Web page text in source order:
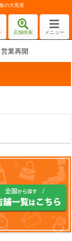
の大黒屋
店舗検索 メニュー
営業再開